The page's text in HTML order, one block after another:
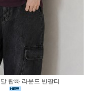
랍빠 라운드 반팔티